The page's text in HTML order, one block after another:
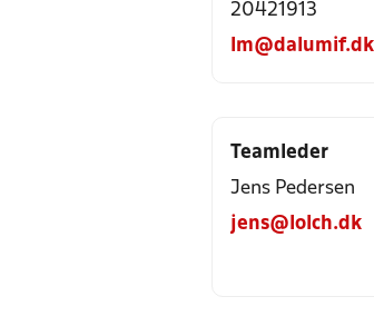
20421913
lm@dalumif.dk
Teamleder
Jens Pedersen
jens@lolch.dk